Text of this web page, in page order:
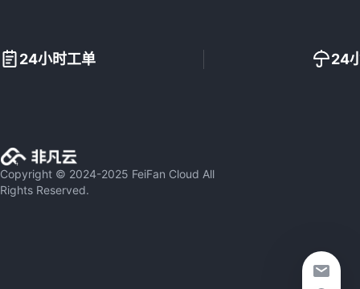
24小时工单 24
Copyright © 2024-2025 FeiFan Cloud All
Rights Reserved.